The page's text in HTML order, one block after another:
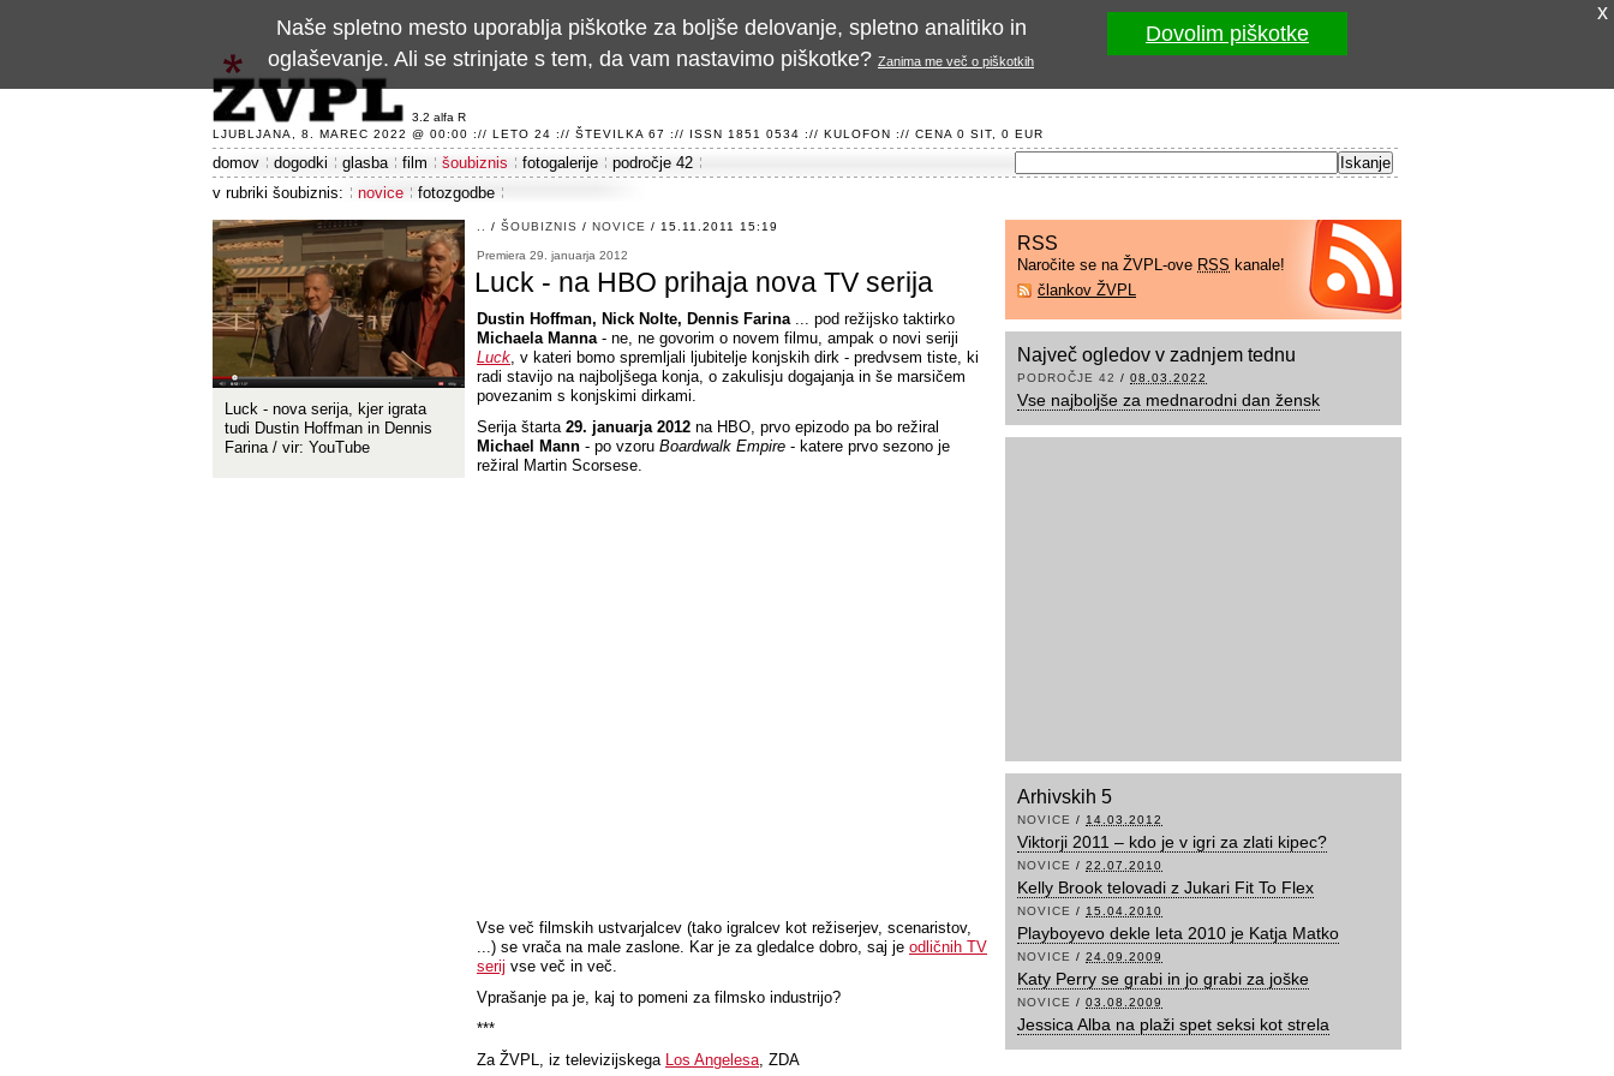
3.2 alfa R
LJUBLJANA, 8. MAREC 2022 @ 00:00 :// LETO 24 :// ŠTEVILKA 67 :// ISSN 1851 0534 :// KULOFON :// CENA 0 SIT, 0 EUR
domov dogodki glasba film šoubiznis fotogalerije
področje 42
v rubriki šoubiznis:
novice fotozgodbe
/ ŠOUBIZNIS / NOVICE / 15.11.2011 15:19
Premiera 29. januarja 2012
Luck - na HBO prihaja nova TV serija
Dustin Hoffman, Nick Nolte, Dennis Farina... pod režijsko taktirko
Michaela Manna- ne, ne govorim o novem filmu, ampak o novi seriji
Luck, v kateri bomo spremljali ljubitelje konjskih dirk - predvsem tiste, ki
radi stavijo na najboljšega konja, o zakulisju dogajanja in še marsičem
povezanim s konjskimi dirkami.
Serija štarta 29. januarja 2012 na HBO, prvo epizodo pa bo režiral
Michael Mann - po vzoru Boardwalk Empire - katere prvo sezono je
režiral Martin Scorsese.
Vse več filmskih ustvarjalcev (tako igralcev kot režiserjev, scenaristov,
...) se vrača na male zaslone. Kar je za gledalce dobro, saj je odličnih TV
serij vse več in več.
Vprašanje pa je, kaj to pomeni za filmsko industrijo?
***
Za ŽVPL, iz televizijskega Los Angelesa, ZDA
Luck - nova serija, kjer igrata
tudi Dustin Hoffman in Dennis
Farina / vir: YouTube
RSS
Naročite se na ŽVPL-ove RSS kanale!
člankov ŽVPL
Največ ogledov v zadnjem tednu
PODROČJE 42 / 08.03.2022
Vse najboljše za mednarodni dan žensk
Arhivskih 5
NOVICE / 14.03.2012
Viktorji 2011 – kdo je v igri za zlati kipec?
NOVICE / 22.07.2010
Kelly Brook telovadi z Jukari Fit To Flex
NOVICE / 15.04.2010
Playboyevo dekle leta 2010 je Katja Matko
NOVICE / 24.09.2009
Katy Perry se grabi in jo grabi za joške
NOVICE / 03.08.2009
Jessica Alba na plaži spet seksi kot strela
x
Naše spletno mesto uporablja piškotke za boljše delovanje, spletno analitiko in
oglaševanje. Ali se strinjate s tem, da vam nastavimo piškotke? Zanima me več o piškotkih
Dovolim piškotke